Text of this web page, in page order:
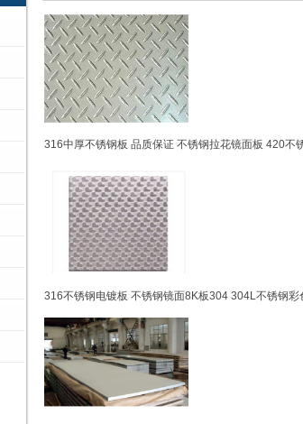
316中厚不锈钢板 品质保证 不锈钢拉花镜面板 420不
316不锈钢电镀板 不锈钢镜面8K板304 304L不锈钢彩